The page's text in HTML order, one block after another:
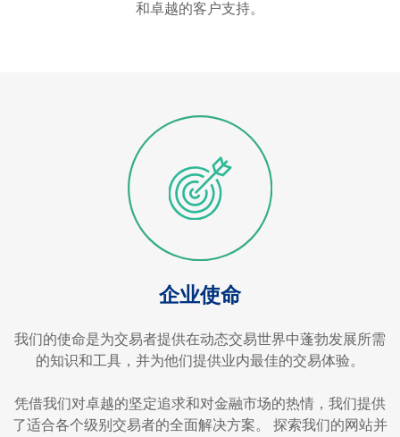
和卓越的客户支持。
企业使命
我们的使命是为交易者提供在动态交易世界中蓬勃发展所需
的知识和工具，并为他们提供业内最佳的交易体验。
凭借我们对卓越的坚定追求和对金融市场的热情，我们提供
了适合各个级别交易者的全面解决方案。 探索我们的网站并